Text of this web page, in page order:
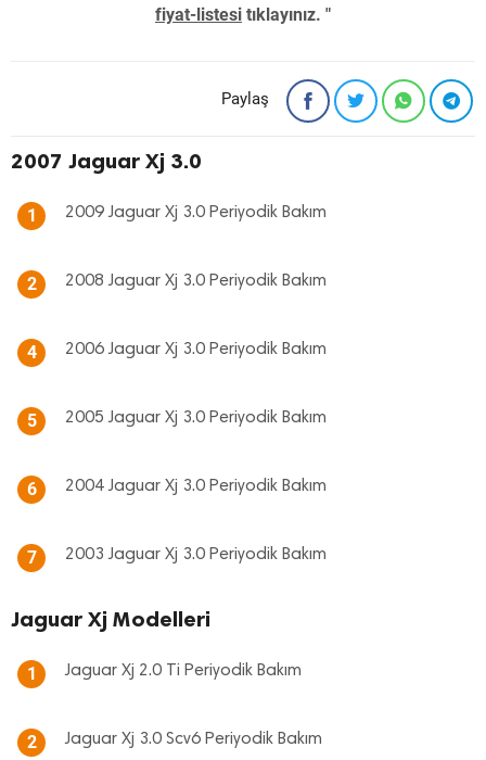
fiyat-listesi tıklayınız. "
Paylaş
2007 Jaguar Xj 3.0
1 2009 Jaguar Xj 3.0 Periyodik Bakım
2 2008 Jaguar Xj 3.0 Periyodik Bakım
4 2006 Jaguar Xj 3.0 Periyodik Bakım
5 2005 Jaguar Xj 3.0 Periyodik Bakım
6 2004 Jaguar Xj 3.0 Periyodik Bakım
7 2003 Jaguar Xj 3.0 Periyodik Bakım
Jaguar Xj Modelleri
1 Jaguar Xj 2.0 Ti Periyodik Bakım
2 Jaguar Xj 3.0 Scv6 Periyodik Bakım